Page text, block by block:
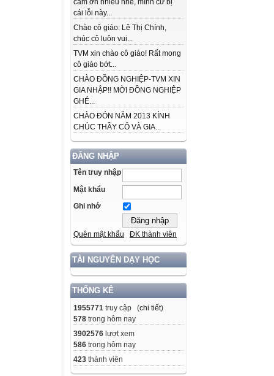
cám ơn nhiều nhé, mình cứ bị
cái lỗi này...
Chào cô giáo: Lê Thị Chính,
chúc cô luôn vui...
TVM xin chào cô giáo! Rất mong
cô giáo bớt...
CHÀO ĐỒNG NGHIỆP-TVM XIN
GIA NHẬP!! MỜI ĐỒNG NGHIỆP
GHÉ...
CHÀO ĐÓN NĂM 2013 KÍNH
CHÚC THẦY CÔ VÀ GIA...
ĐĂNG NHẬP
Tên truy nhập
Mật khẩu
Ghi nhớ
Quên mật khẩu ĐK thành viên
TÀI NGUYÊN DẠY HỌC
THỐNG KÊ
1955771 truy cập (chi tiết)
578 trong hôm nay
3902576 lượt xem
586 trong hôm nay
423 thành viên